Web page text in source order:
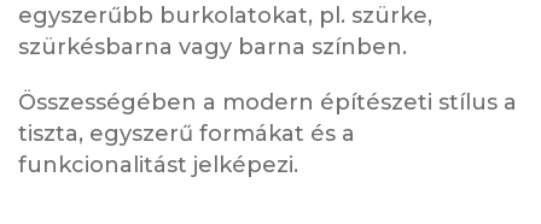
egyszerűbb burkolatokat, pl. szürke,
szürkésbarna vagy barna színben.
Összességében a modern építészeti stílus a
tiszta, egyszerű formákat és a
funkcionalitást jelképezi.